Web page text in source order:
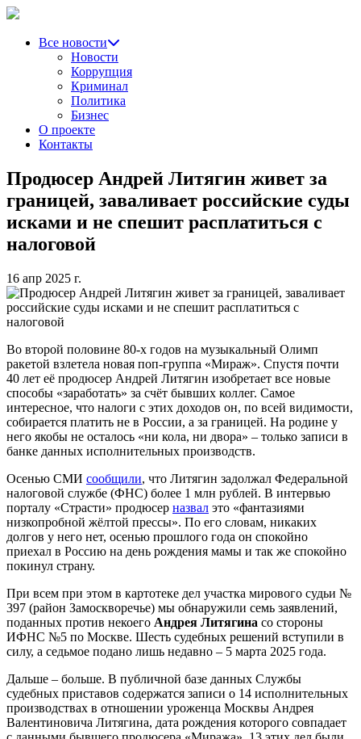
Все новости
Новости
Коррупция
Криминал
Политика
Бизнес
О проекте
Контакты
Продюсер Андрей Литягин живет за
границей, заваливает российские суды
исками и не спешит расплатиться с
налоговой
16 апр 2025 г.
Во второй половине 80-х годов на музыкальный Олимп
ракетой взлетела новая поп-группа «Мираж». Спустя почти
40 лет её продюсер Андрей Литягин изобретает все новые
способы «заработать» за счёт бывших коллег. Самое
интересное, что налоги с этих доходов он, по всей видимости,
собирается платить не в России, а за границей. На родине у
него якобы не осталось «ни кола, ни двора» – только записи в
банке данных исполнительных производств.
Осенью СМИ сообщили, что Литягин задолжал Федеральной
налоговой службе (ФНС) более 1 млн рублей. В интервью
порталу «Страсти» продюсер назвал это «фантазиями
низкопробной жёлтой прессы». По его словам, никаких
долгов у него нет, осенью прошлого года он спокойно
приехал в Россию на день рождения мамы и так же спокойно
покинул страну.
При всем при этом в картотеке дел участка мирового судьи №
397 (район Замоскворечье) мы обнаружили семь заявлений,
поданных против некоего Андрея Литягина со стороны
ИФНС №5 по Москве. Шесть судебных решений вступили в
силу, а седьмое подано лишь недавно – 5 марта 2025 года.
Дальше – больше. В публичной базе данных Службы
судебных приставов содержатся записи о 14 исполнительных
производствах в отношении уроженца Москвы Андрея
Валентиновича Литягина, дата рождения которого совпадает